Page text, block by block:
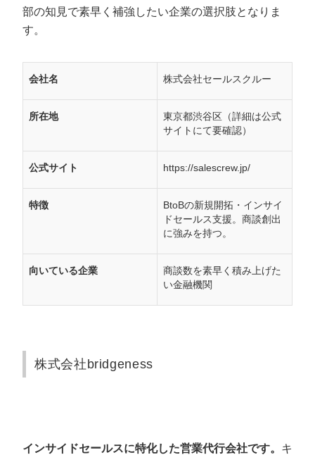
部の知見で素早く補強したい企業の選択肢となりま
す。
会社名 株式会社セールスクルー
所在地
東京都渋谷区（詳細は公式
サイトにて要確認）
公式サイト https://salescrew.jp/
特徴
BtoBの新規開拓・インサイ
ドセールス支援。商談創出
に強みを持つ。
向いている企業
商談数を素早く積み上げた
い金融機関
株式会社bridgeness
インサイドセールスに特化した営業代行会社です。 キ